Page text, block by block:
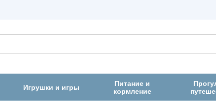
Игрушки и игры
Питание и
кормление